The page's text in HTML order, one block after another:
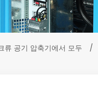
류 공기 압축기에서 모두 /